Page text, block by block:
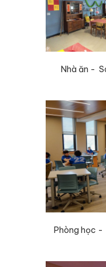
Nhà ăn -
Phòng học -